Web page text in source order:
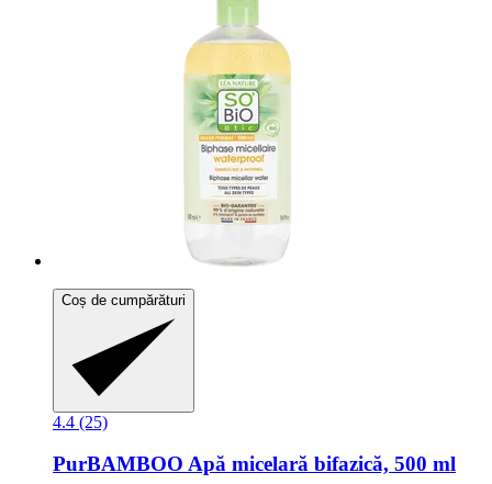
Coș de cumpărături
4.4 (25)
PurBAMBOO Apă micelară bifazică, 500 ml